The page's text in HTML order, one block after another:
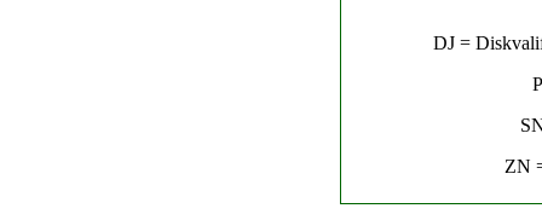
DJ =
ZN